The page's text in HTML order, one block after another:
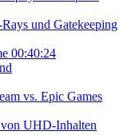
und Gatekeeping
00:40:24
vs. Epic Games
UHD-Inhalten